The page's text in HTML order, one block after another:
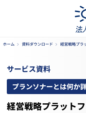
ホーム 資料ダウンロード 経営戦略プラ
サービス資料
プランソナーとは何か
経営戦略プラット